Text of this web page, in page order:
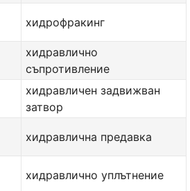
хидрофракинг
хидравлично
съпротивление
хидравличен задвижван
затвор
хидравлична предавка
хидравлично уплътнение